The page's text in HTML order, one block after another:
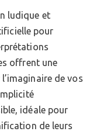
ludique et
pour
offrent une
de vos
idéale pour
de leurs